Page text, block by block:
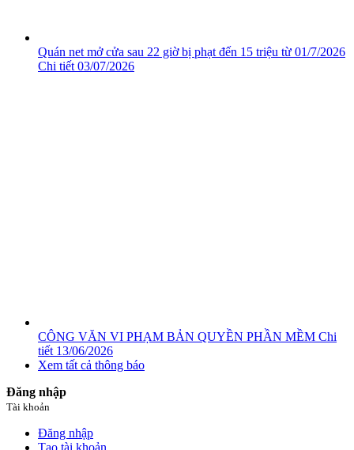
Quán net mở cửa sau 22 giờ bị phạt đến 15 triệu từ 01/7/2026
Chi tiết 03/07/2026
CÔNG VĂN VI PHẠM BẢN QUYỀN PHẦN MỀM Chi
tiết 13/06/2026
Xem tất cả thông báo
Đăng nhập
Tài khoản
Đăng nhập
Tạo tài khoản